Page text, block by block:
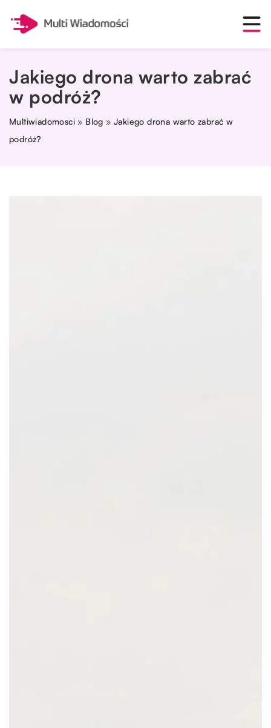
Jakiego drona warto zabrać
w podróż?
Multiwiadomosci » Blog »Jakiego drona warto zabrać w
podróż?